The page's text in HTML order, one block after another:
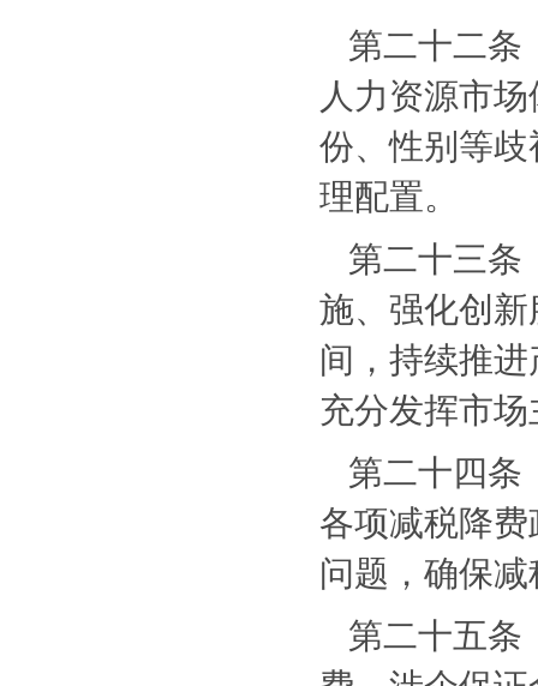
第二十二
人力资源市
份、性别等
理配置。
第二十三
施、强化创
间，持续推
充分发挥市
第二十四
各项减税降
问题，确保
第二十五